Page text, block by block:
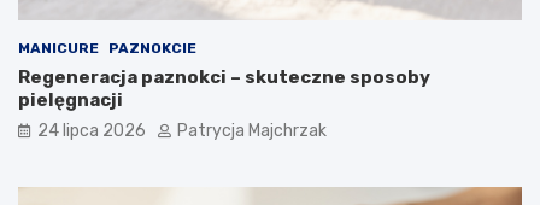
MANICURE PAZNOKCIE
Regeneracja paznokci – skuteczne sposoby
pielęgnacji
24 lipca 2026 Patrycja Majchrzak